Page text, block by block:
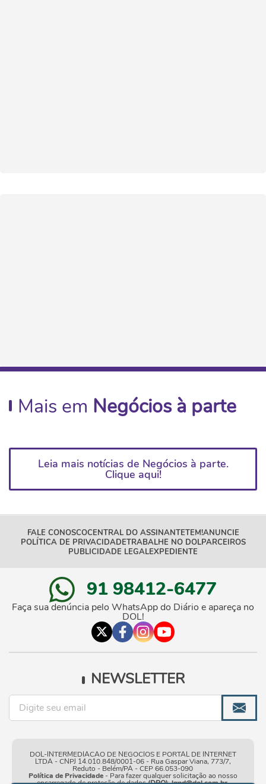
Mais em Negócios à parte
Leia mais notícias de Negócios à parte.
Clique aqui!
FALE CONOSCOCENTRAL DO ASSINANTETEM!ANUNCIE
POLÍTICA DE PRIVACIDADETRABALHE NO DOLPARCEIROS
PUBLICIDADE LEGALEXPEDIENTE
91 98412-6477
Faça sua denúncia pelo WhatsApp do Diário e apareça no
DOL!
NEWSLETTER
DOL-INTERMEDIACAO DE NEGOCIOS E PORTAL DE INTERNET
LTDA - CNPJ 14.010.848/0001-06 - Rua Gaspar Viana, 773/7,
Reduto - Belém/PA - CEP 66.053-090
Política de Privacidade- Para fazer qualquer solicitação ao nosso